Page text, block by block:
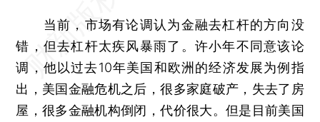
当前，市场有论调认为金融去杠杆的方向没
错，但去杠杆太疾风暴雨了。许小年不同意该论
调，他以过去10年美国和欧洲的经济发展为例指
出，美国金融危机之后，很多家庭破产，失去了房
屋，很多金融机构倒闭，代价很大。但是目前美国